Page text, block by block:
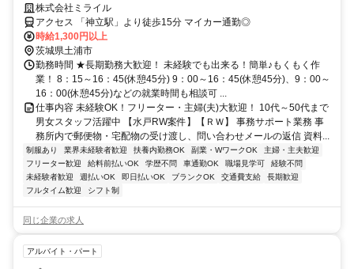
株式会社ミライル
アクセス 「神立駅」より徒歩15分 マイカー通勤◎
時給1,300円以上
茨城県土浦市
勤務時間 ★長期勤務大歓迎！ 未経験でも出来る！簡単♪もくもく作
業！ 8：15～16：45(休憩45分) 9：00～16：45(休憩45分)、9：00～
16：00(休憩45分)などの就業時間も相談可 ...
仕事内容 未経験OK！フリーター・主婦(夫)大歓迎！ 10代～50代まで
男女スタッフ活躍中 【水戸RW案件】【ＲＷ】 事務サポート業務 事
務所内で郵便物・宅配物の受け渡し、問い合わせメールの返信 資料...
制服あり 業界未経験者歓迎 扶養内勤務OK 副業・WワークOK
主婦・主夫歓迎
フリーター歓迎
給料前払いOK 学歴不問 車通勤OK 職場見学可
経験不問
未経験者歓迎
週払いOK 即日払いOK ブランクOK 交通費支給
長期歓迎
フルタイム歓迎
シフト制
同じ企業の求人
アルバイト・パート